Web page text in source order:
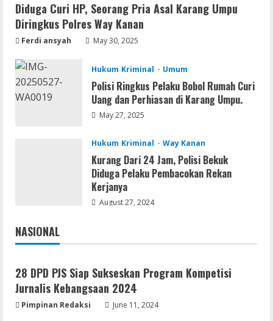
Resettools
GraphPad Prism Academic & Corporate
Cracked x86-x64 [no Virus]
Remux
August 7, 2026
Lan
Dune: Awakening FitGirl Repack +Patch
Direct Link 2026
[Latest] [x86-x64] Reddit
August 7, 2026
Diduga Curi HP, Seorang Pria Asal Karang Umpu
Diringkus Polres Way Kanan
Ferdi ansyah May 30, 2025
Hukum Kriminal Umum
Polisi Ringkus Pelaku Bobol Rumah Curi
Uang dan Perhiasan di Karang Umpu.
May 27, 2025
Hukum Kriminal Way Kanan
Kurang Dari 24 Jam, Polisi Bekuk
Diduga Pelaku Pembacokan Rekan
Kerjanya
August 27, 2024
NASIONAL
Jakarta
28 DPD PJS Siap Sukseskan Program Kompetisi
Jurnalis Kebangsaan 2024
Pimpinan Redaksi June 11, 2024